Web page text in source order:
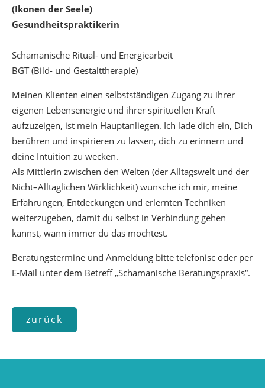
(Ikonen der Seele)
Gesundheitspraktikerin
Schamanische Ritual- und Energiearbeit
BGT (Bild- und Gestalttherapie)
Meinen Klienten einen selbstständigen Zugang zu ihrer
eigenen Lebensenergie und ihrer spirituellen Kraft
aufzuzeigen, ist mein Hauptanliegen. Ich lade dich ein, Dich
berühren und inspirieren zu lassen, dich zu erinnern und
deine Intuition zu wecken.
Als Mittlerin zwischen den Welten (der Alltagswelt und der
Nicht–Alltäglichen Wirklichkeit) wünsche ich mir, meine
Erfahrungen, Entdeckungen und erlernten Techniken
weiterzugeben, damit du selbst in Verbindung gehen
kannst, wann immer du das möchtest.
Beratungstermine und Anmeldung bitte telefonisc oder per
E-Mail unter dem Betreff „Schamanische Beratungspraxis“.
zurück